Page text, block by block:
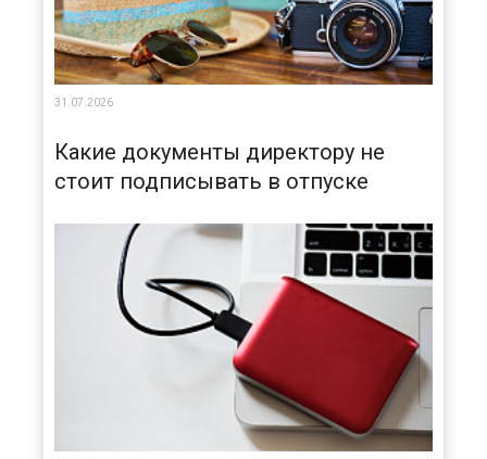
31.07.2026
Какие документы директору не
стоит подписывать в отпуске